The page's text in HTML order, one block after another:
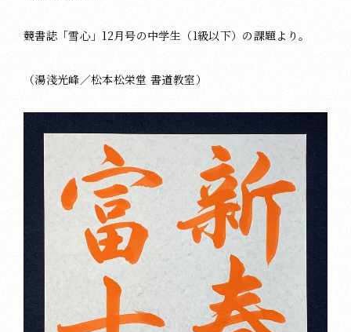
競書誌「雪心」12月号の中学生（1級以下）の課題より。
（湯淺光峰／松本松栄堂 書道教室）